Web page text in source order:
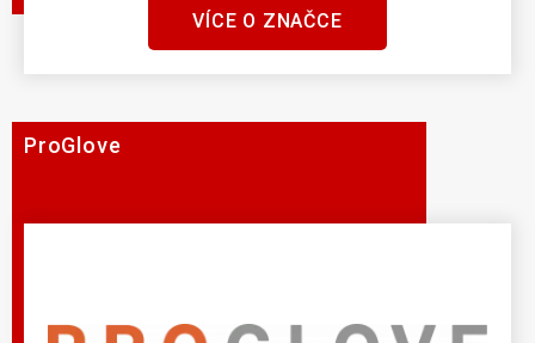
VÍCE O ZNAČCE
ProGlove